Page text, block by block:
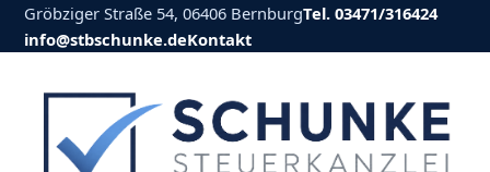
Gröbziger Straße 54, 06406 BernburgTel. 03471/316424
info@stbschunke.deKontakt